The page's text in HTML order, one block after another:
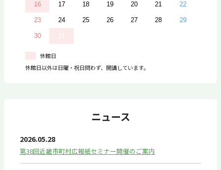
16 17 18 19 20 21 22
23 24 25 26 27 28 29
30
休館日
休館日以外は日曜・祝日問わず、開講しています。
ニュース
2026.05.28
第38回近畿市町村広報紙セミナー開催のご案内